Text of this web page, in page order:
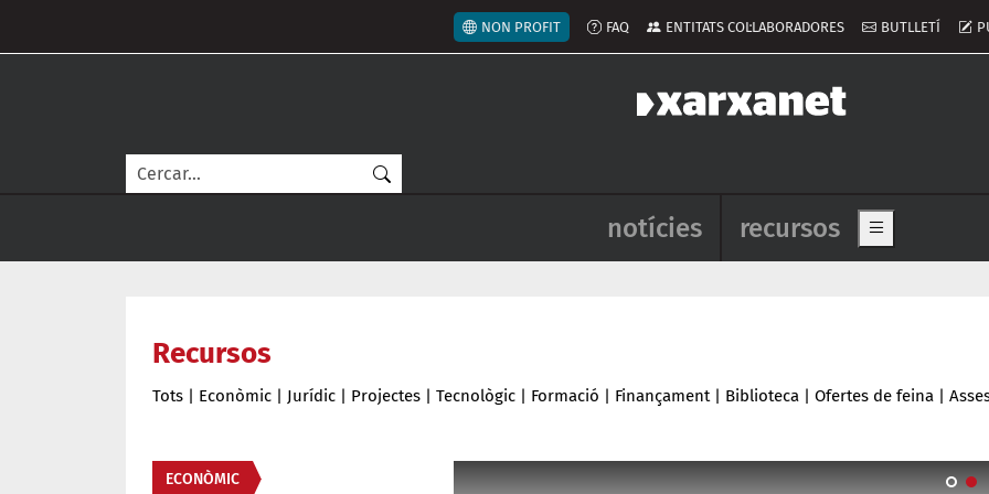
Menú del compte d'usuari
NON PROFIT FAQ ENTITATS COL·LABORADORES BUTLLETÍ
Cerca
Navegació principal de
notícies recursos Show main
Recursos
Tots | Econòmic | Jurídic | Projectes | Tecnològic | Formació | Finançament | Biblioteca | Ofertes de feina |
Àmbit
ECONÒMIC